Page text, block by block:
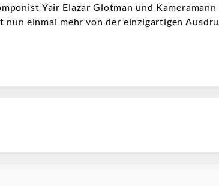
Yair Elazar Glotman und
nun einmal mehr von der einzigartigen